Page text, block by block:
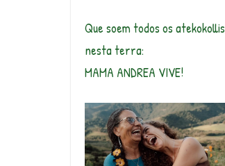
Que soem todos os atekokollis
nesta terra:
MAMA ANDREA VIVE!